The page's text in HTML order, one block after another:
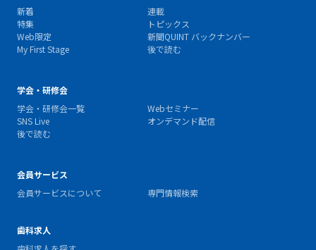
新着
連載
特集
トピックス
Web限定
新聞QUINT バックナンバー
My First Stage
後で読む
学会・研修会
学会・研修会一覧
Webセミナー
SNS Live
オンデマンド配信
後で読む
会員サービス
会員サービスについて
専門情報検索
歯科求人